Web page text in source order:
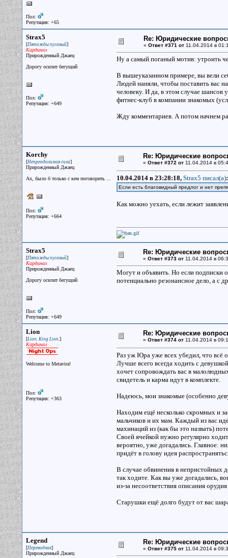
Пол:
Репутация: +65
Strax5
[Пятижды пуганый]
Кардинал
Прирожденный Джаец
Дорогу осилит бегущий
Пол:
Репутация: +649
Re: Юридические
« Ответ #371 от11.04.2014 в
Ну а самый поганый мотив: утроить
В вышеуказанном примере, вы вели
Людей наняли, чтобы поставить вас
человеку. И да, в этом случае шансов
фитнес-клуб в компании знакомых
Жду комментариев. А потом начнем
Korchy
[Непреодолимая сила]
Прирожденный Джаец
Ах, было б только с кем поговорить ...
Пол:
Репутация: +664
Re: Юридические
« Ответ #372 от11.04.2014 в
10.04.2014 в 23:28:18, Strax5 писал(a):
Если есть благовидный предлог и нет
Как можно уехать, если лежит
Strax5
[Пятижды пуганый]
Кардинал
Прирожденный Джаец
Дорогу осилит бегущий
Пол:
Репутация: +649
Re: Юридические
« Ответ #373 от11.04.2014 в
Могут и объявить. Но если подписки
потенциально резонансное дело, а с
Lion
[Lion. King Lion.]
Кардинал
Welcome to Metavira!
Пол:
Репутация: +363
Re: Юридические
« Ответ #374 от11.04.2014 в
Раз уж Юра уже всех убедил, что всё
Лучше всего всегда ходить с
хочет сопровождать вас в
свидетель и карма идут в комплекте.
Надеюсь, мои знакомые (особенно
Находим ещё несколько скромных и
мальчиков и их мам. Каждый из вас
махинаций из (как бы это назвать)
Своей ячейкой нужно регулярно
вероятно, уже догадались. Главное:
придёт в голову идея
В случае обвинения в непристойных
так ходите. Как вы уже догадались,
из-за несоответствия описания
Старушки ещё долго будут от вас
Legend
[Переводчик]
Прирожденный Джаец
Re: Юридические
« Ответ #375 от11.04.2014 в